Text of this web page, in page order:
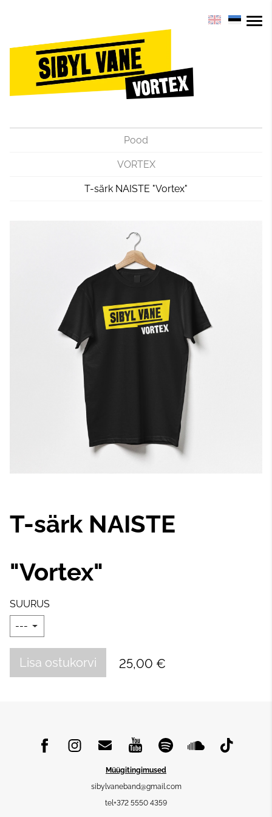
Pood
VORTEX
T-särk NAISTE "Vortex"
T-särk NAISTE
"Vortex"
SUURUS
Lisa ostukorvi 25,00 €
Müügitingimused
sibylvaneband@gmail.com
tel+372 5550 4359